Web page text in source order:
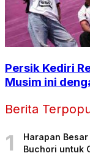
Persik Kediri
Musim ini
Berita
1
Harapan
Buchori untuk